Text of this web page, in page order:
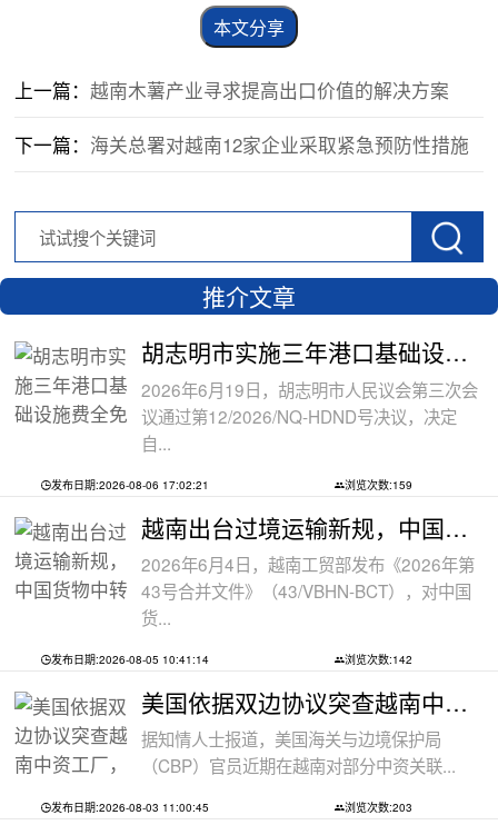
本文分享
上一篇：越南木薯产业寻求提高出口价值的解决方案
下一篇： 海关总署对越南12家企业采取紧急预防性措施
推介文章
胡志明市实施三年港口基础设施费全免政
2026年6月19日，胡志明市人民议会第三次会
议通过第12/2026/NQ-HDND号决议，决定
自...
发布日期:2026-08-06 17:02:21 浏览次数:159
越南出台过境运输新规，中国货物中转通
2026年6月4日，越南工贸部发布《2026年第
43号合并文件》（43/VBHN-BCT），对中国
货...
发布日期:2026-08-05 10:41:14 浏览次数:142
美国依据双边协议突查越南中资工厂，三
据知情人士报道，美国海关与边境保护局
（CBP）官员近期在越南对部分中资关联...
发布日期:2026-08-03 11:00:45 浏览次数:203